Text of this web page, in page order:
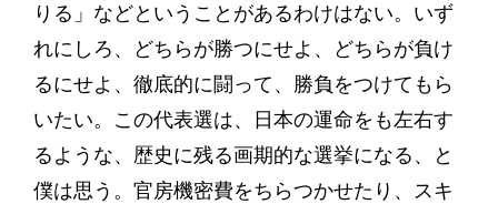
りる」などということがあるわけはない。いず
れにしろ、どちらが勝つにせよ、どちらが負け
るにせよ、徹底的に闘って、勝負をつけてもら
いたい。この代表選は、日本の運命をも左右す
るような、歴史に残る画期的な選挙になる、と
僕は思う。官房機密費をちらつかせたり、スキ